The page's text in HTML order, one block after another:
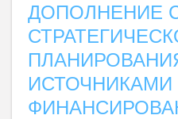
ДОПОЛНЕНИЕ
ИСТОЧНИКАМИ